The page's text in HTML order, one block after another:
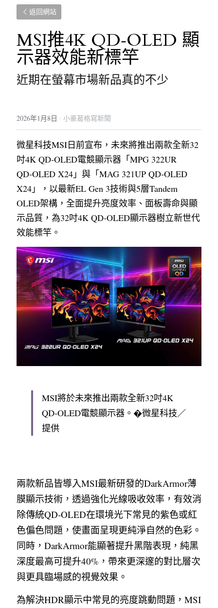
返回網站
MSI推4K QD‑OLED 顯
示器效能新標竿
近期在螢幕市場新品真的不少
2026年1月8日 · 小豪葛格寫新聞
微星科技MSI日前宣布，未來將推出兩款全新32
吋4K QD‑OLED電競顯示器「MPG 322UR
QD‑OLED X24」與「MAG 321UP QD‑OLED
X24」，以最新EL Gen 3技術與5層Tandem
OLED架構，全面提升亮度效率、面板壽命與顯
示品質，為32吋4K QD‑OLED顯示器樹立新世代
效能標竿。
MSI將於未來推出兩款全新32吋4K
QD‑OLED電競顯示器。�微星科技／
提供
兩款新品皆導入MSI最新研發的DarkArmor薄
膜顯示技術，透過強化光線吸收效率，有效消
除傳統QD‑OLED在環境光下常見的紫色或紅
色偏色問題，使畫面呈現更純淨自然的色彩。
同時，DarkArmor能顯著提升黑階表現，純黑
深度最高可提升40%，帶來更深邃的對比層次
與更具臨場感的視覺效果。
為解決HDR顯示中常見的亮度跳動問題，MSI